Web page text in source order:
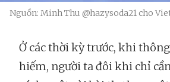
Nguồn: Minh Thu @hazysoda21 cho
Ở các thời kỳ trước, khi
hiếm, người ta đôi khi chỉ